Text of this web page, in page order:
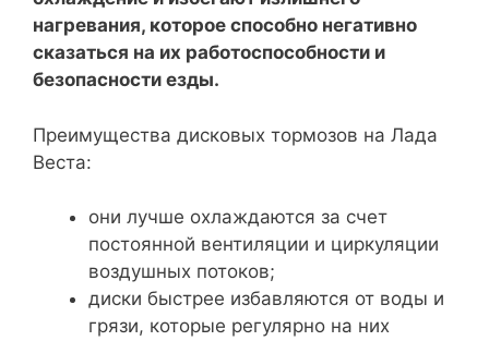
нагревания, которое способно негативно
сказаться на их работоспособности и
безопасности езды.
Преимущества дисковых тормозов на Лада
Веста:
они лучше охлаждаются за счет
постоянной вентиляции и циркуляции
воздушных потоков;
диски быстрее избавляются от воды и
грязи, которые регулярно на них